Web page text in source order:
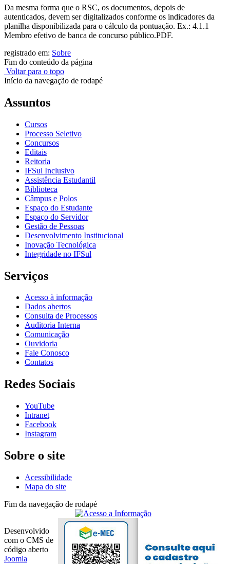
Da mesma forma que o RSC, os documentos, depois de
autenticados, devem ser digitalizados conforme os indicadores da
planilha disponibilizada para o cálculo da pontuação. Ex.: 4.1.1
Membro efetivo de banca de concurso público.PDF.
registrado em: Sobre
Fim do conteúdo da página
Voltar para o topo
Início da navegação de rodapé
Assuntos
Cursos
Processo Seletivo
Concursos
Editais
Reitoria
IFSul Inclusivo
Assistência Estudantil
Biblioteca
Câmpus e Polos
Espaço do Estudante
Espaço do Servidor
Gestão de Pessoas
Desenvolvimento Institucional
Inovação Tecnológica
Integridade no IFSul
Serviços
Acesso à informação
Dados abertos
Consulta de Processos
Auditoria Interna
Comunicação
Ouvidoria
Fale Conosco
Contatos
Redes Sociais
YouTube
Intranet
Facebook
Instagram
Sobre o site
Acessibilidade
Mapa do site
Fim da navegação de rodapé
Desenvolvido
com o CMS de
código aberto
Joomla